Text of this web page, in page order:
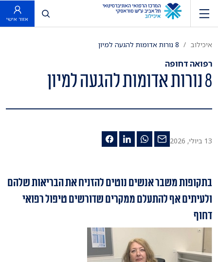
פתח חיפוש
אזור אישי
איכילוב 8 נורות אדומות להגעה למיון
רפואה דחופה
8 נורות אדומות להגעה למיון
13 ביולי, 2026
בתקופות משבר אנשים נוטים להזניח את הבריאות שלהם
ולעיתים אף להתעלם ממקרים שדורשים טיפול רפואי
דחוף